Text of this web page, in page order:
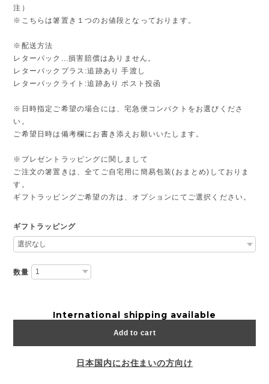
注）
※こちらは箸置き１つのお値段となっております。
※配送方法
レターパック...損害賠償はありません。
レターパックプラス:追跡あり 手渡し
レターパックライト:追跡あり ポスト投函
※日時指定ご希望の場合には、宅急便コンパクトをお選びくださ
い。
ご希望日時は備考欄にお書き添えお願いいたします。
※プレゼントラッピングに関しまして
ご注文の箸置きは、全てご自宅用に簡易包装(おまとめ)しておりま
す。
ギフトラッピングご希望の方は、オプションにてご選択ください。
ギフトラッピング
数量
International shipping available
Add to cart
日本国内にお住まいの方向け